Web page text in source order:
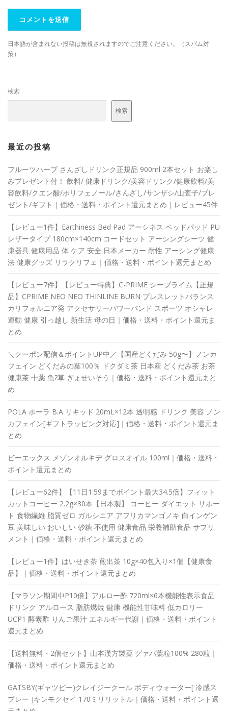
日本語が含まれない投稿は無視されますのでご注意ください。（スパム対
策）
検索
検索
最近の投稿
フルーツハーブ さんざしドリンク正規品 900ml 2本セット お楽し
みプレゼント付！ 飲料/ 健康ドリンク/美容ドリンク/健康飲料/美
容飲料/クエン酸/ポリフェノール/さんざし/サンザシ/山査子/プレ
ゼント/ギフト｜価格・送料・ポイント還元まとめ｜レビュー45件
【レビュー1件】Earthiness Bed Pad アーシネス ベッドパッド PU
レザータイプ 180cm×140cm コードセット アーシングシーツ 健
康器具 健康用品 体 ケア 安全 日本メーカー 耐性 アーシング健康
法 健康グッズ リラクリフェ｜価格・送料・ポイント還元まとめ
【レビュー7件】【レビュー特典】C-PRIME シープライム【正規
品】CPRIME NEO NEO THINLINE BURN ブレスレットバランス
カリフォルニア発 アクセサリーパワーバンド スポーツ オシャレ
運動 健康 引っ越し 新生活 母の日｜価格・送料・ポイント還元ま
とめ
＼クーポン配信＆ポイントUP中／【国産どくだみ 50g〜】ノンカ
フェイン どくだみの葉100％ ドクダミ茶 日本産 どくだみ茶 お茶
健康茶 十薬 魚?草 ぎょせいそう｜価格・送料・ポイント還元まと
め
POLA ポーラ B.A リキッド 20mL×12本 透明感 ドリンク 美容 ノン
カフェイン[ギフトラッピング対応]｜価格・送料・ポイント還元ま
とめ
ビーエックス メゾンオルキデ グロスオイル 100ml｜価格・送料・
ポイント還元まとめ
【レビュー62件】【11日1:59までポイント最大34.5倍】フィット
カットコーヒー 2.2g×30本【日本製】 コーヒー ダイエット サポー
ト 食物繊維 脂質ゼロ ガルシニア アフリカマンゴノキ 白インゲン
豆 美味しい おいしい 砂糖 不使用 健康食品 栄養補助食品 サプリ
メント｜価格・送料・ポイント還元まとめ
【レビュー1件】はいせき茶 煎出茶 10g×40包入り×1個【健康食
品】｜価格・送料・ポイント還元まとめ
【マラソン期間中P10倍】アルロー酢 720ml×6本機能性表示食品
ドリンク アルロース 脂肪燃焼 健康 機能性甘味料 低カロリー
UCP1 酵素酢 りんご果汁 エネルギー代謝｜価格・送料・ポイント
還元まとめ
【送料無料・2個セット】山本漢方製薬 グァバ葉粒100% 280粒｜
価格・送料・ポイント還元まとめ
GATSBY(ギャツビー)クレイジークール ボディウォーター[ 冷感ス
プレー ]キンモクセイ 170ミリリットル｜価格・送料・ポイント還